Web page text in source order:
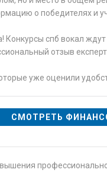
о победителях и
Конкурсы спб вокал
отзыв
уже оценили
СМОТРЕТЬ